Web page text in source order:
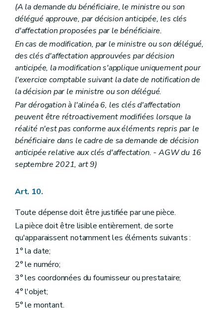
(A la demande du bénéficiaire, le ministre ou son
délégué approuve, par décision anticipée, les clés
d'affectation proposées par le bénéficiaire.
En cas de modification, par le ministre ou son délégué,
des clés d'affectation approuvées par décision
anticipée, la modification s'applique uniquement pour
l'exercice comptable suivant la date de notification de
la décision par le ministre ou son délégué.
Par dérogation à l'alinéa 6, les clés d'affectation
peuvent être rétroactivement modifiées lorsque la
réalité n'est pas conforme aux éléments repris par le
bénéficiaire dans le cadre de sa demande de décision
anticipée relative aux clés d'affectation. - AGW du 16
septembre 2021, art 9)
Art. 10.
Toute dépense doit être justifiée par une pièce.
La pièce doit être lisible entièrement, de sorte
qu'apparaissent notamment les éléments suivants :
1° la date;
2° le numéro;
3° les coordonnées du fournisseur ou prestataire;
4° l'objet;
5° le montant.